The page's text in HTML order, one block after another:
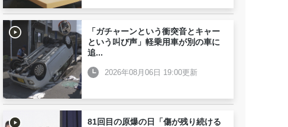
「ガチャーンという衝突音とキャー
という叫び声」軽乗用車が別の車に
追...
2026年08月06日 19:00更新
81回目の原爆の日「傷が残り続ける